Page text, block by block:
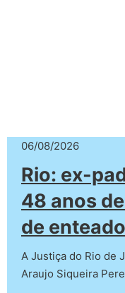
06/08/2026
Rio: ex-
48 anos
de
A Justiça do Rio de
Araujo Siqueira